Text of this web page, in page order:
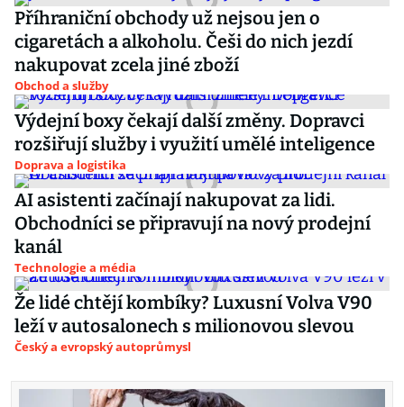
Příhraniční obchody už nejsou jen o
cigaretách a alkoholu. Češi do nich jezdí
nakupovat zcela jiné zboží
Obchod a služby
Výdejní boxy čekají další změny. Dopravci
rozšiřují služby i využití umělé inteligence
Doprava a logistika
AI asistenti začínají nakupovat za lidi.
Obchodníci se připravují na nový prodejní
kanál
Technologie a média
Že lidé chtějí kombíky? Luxusní Volva V90
leží v autosalonech s milionovou slevou
Český a evropský autoprůmysl